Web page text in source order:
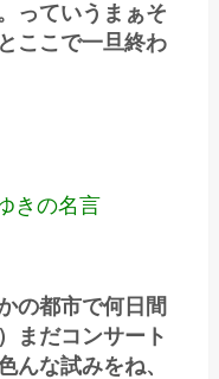
っていうまぁそ
ここで一旦終わ
きの名言
の都市で何日間
まだコンサート
んな試みをね、